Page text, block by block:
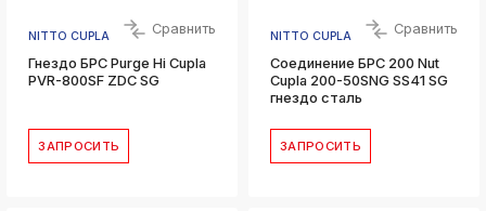
NITTO CUPLA Сравнить
Гнездо БРС Purge Hi Cupla
PVR-800SF ZDC SG
ЗАПРОСИТЬ
NITTO CUPLA Сравнить
Соединение БРС 200 Nut
Cupla 200-50SNG SS41 SG
гнездо сталь
ЗАПРОСИТЬ